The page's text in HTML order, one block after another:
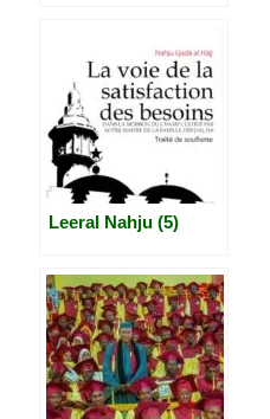
Leeral Nahju (5)